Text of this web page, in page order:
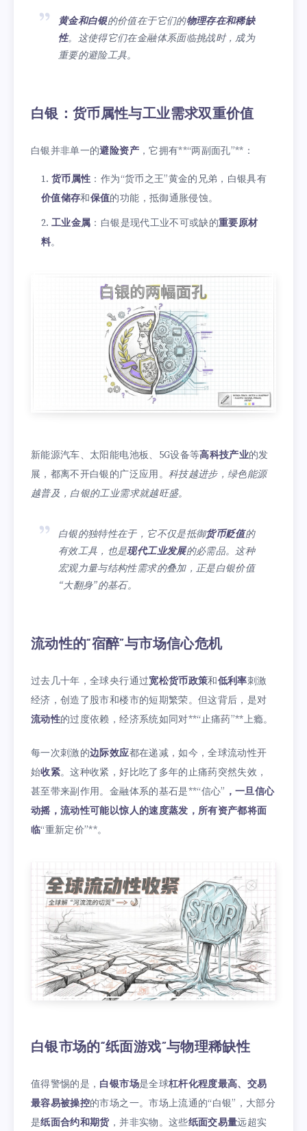
黄金和白银的价值在于它们的物理存在和稀缺
性。这使得它们在金融体系面临挑战时，成为
重要的避险工具。
白银：货币属性与工业需求双重价值
白银并非单一的避险资产，它拥有**“两副面孔”**：
货币属性 ：作为“货币之王”黄金的兄弟，白银具有
价值储存和保值的功能，抵御通胀侵蚀。
工业金属 ：白银是现代工业不可或缺的重要原材
料。
新能源汽车、太阳能电池板、5G设备等高科技产业的发
展，都离不开白银的广泛应用。 科技越进步，绿色能源
越普及，白银的工业需求就越旺盛。
白银的独特性在于，它不仅是抵御货币贬值的
有效工具，也是现代工业发展的必需品。这种
宏观力量与结构性需求的叠加，正是白银价值
“大翻身”的基石。
流动性的“宿醉”与市场信心危机
过去几十年，全球央行通过宽松货币政策和低利率刺激
经济，创造了股市和楼市的短期繁荣。但这背后，是对
流动性的过度依赖，经济系统如同对**“止痛药”**上瘾。
每一次刺激的边际效应都在递减，如今，全球流动性开
始收紧。这种收紧，好比吃了多年的止痛药突然失效，
甚至带来副作用。金融体系的基石是**“信心” ，一旦信心
动摇，流动性可能以惊人的速度蒸发，所有资产都将面
临“重新定价”**。
白银市场的“纸面游戏”与物理稀缺性
值得警惕的是， 白银市场是全球杠杆化程度最高、交易
最容易被操控的市场之一。市场上流通的“白银”，大部分
是纸面合约和期货，并非实物。这些纸面交易量远超实